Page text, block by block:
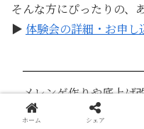
そんな方にぴったりの、
▶︎ 体験会の詳細・お申し
メレンゲ作りや底上げ
無料メルマガで配信中！
ホーム シェア